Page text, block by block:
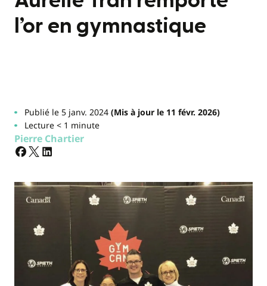
l’or en gymnastique
Publié le 5 janv. 2024(Mis à jour le 11 févr. 2026)
Lecture < 1 minute
Pierre Chartier